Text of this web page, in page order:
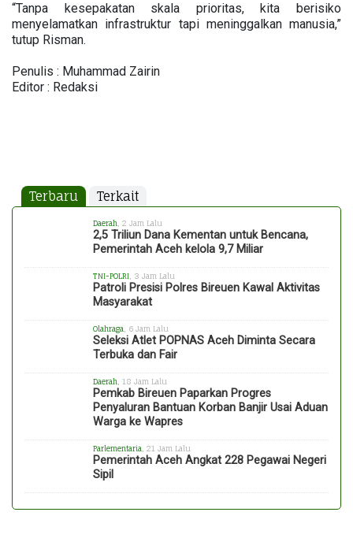
“Tanpa kesepakatan skala prioritas, kita berisiko
menyelamatkan infrastruktur tapi meninggalkan manusia,”
tutup Risman.
Penulis : Muhammad Zairin
Editor : Redaksi
Terbaru Terkait
Daerah , 2 Jam Lalu
2,5 Triliun Dana Kementan untuk Bencana,
Pemerintah Aceh kelola 9,7 Miliar
TNI-POLRI , 3 Jam Lalu
Patroli Presisi Polres Bireuen Kawal Aktivitas
Masyarakat
Olahraga , 6 Jam Lalu
Seleksi Atlet POPNAS Aceh Diminta Secara
Terbuka dan Fair
Daerah , 18 Jam Lalu
Pemkab Bireuen Paparkan Progres
Penyaluran Bantuan Korban Banjir Usai Aduan
Warga ke Wapres
Parlementaria , 21 Jam Lalu
Pemerintah Aceh Angkat 228 Pegawai Negeri
Sipil